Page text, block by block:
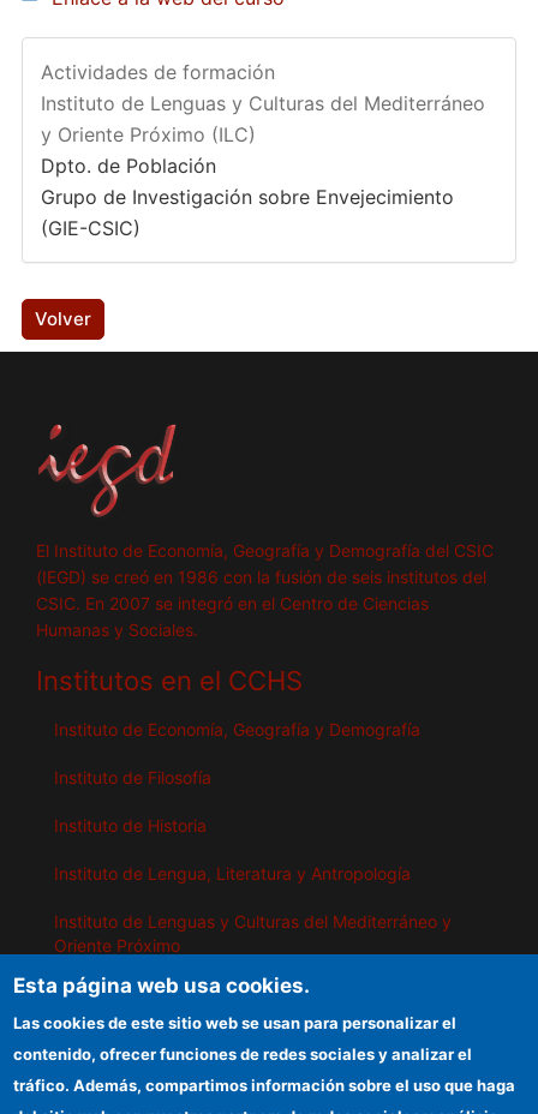
Actividades de formación
Instituto de Lenguas y Culturas del Mediterráneo
y Oriente Próximo (ILC)
Dpto. de Población
Grupo de Investigación sobre Envejecimiento
(GIE-CSIC)
Volver
El Instituto de Economía, Geografía y Demografía del CSIC
(IEGD) se creó en 1986 con la fusión de seis institutos del
CSIC. En 2007 se integró en el Centro de Ciencias
Humanas y Sociales.
Institutos en el CCHS
Instituto de Economía, Geografía y Demografía
Instituto de Filosofía
Instituto de Historia
Instituto de Lengua, Literatura y Antropología
Instituto de Lenguas y Culturas del Mediterráneo y
Oriente Próximo
Instituto de Políticas y Bienes Públicos
IEGD
Esta página web usa cookies.
Las cookies de este sitio web se usan para personalizar el
contenido, ofrecer funciones de redes sociales y analizar el
tráfico. Además, compartimos información sobre el uso que haga